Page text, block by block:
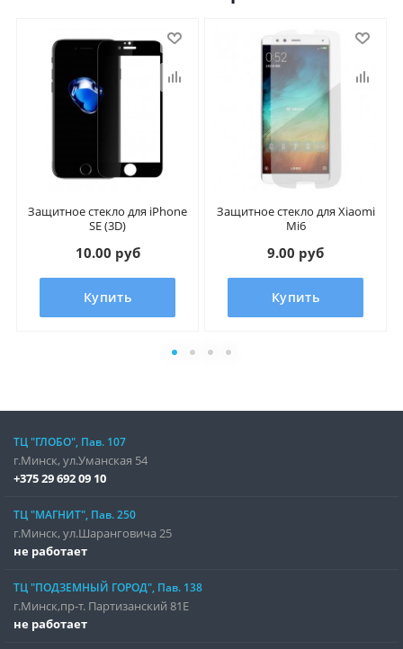
Защитное стекло для iPhone
SE (3D)
10.00 руб
Купить
Защитное стекло для Xiaomi
Mi6
9.00 руб
Купить
ТЦ "ГЛОБО", Пав. 107
г.Минск, ул.Уманская 54
+375 29 692 09 10
ТЦ "МАГНИТ", Пав. 250
г.Минск, ул.Шаранговича 25
не работает
ТЦ "ПОДЗЕМНЫЙ ГОРОД", Пав. 138
г.Минск,пр-т. Партизанский 81Е
не работает